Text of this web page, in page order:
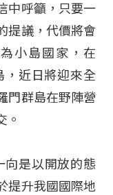
中呼籲，只要一
提議，代價將會
小島國家，在
，近日將迎來全
門群島在野陣營
。
向是以開放的態
提升我國國際地